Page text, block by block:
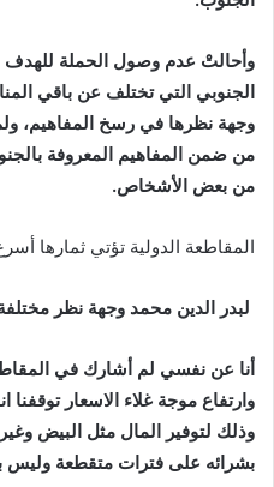
وأحالتْ عدم وصول الحملة للهدف
الجنوبي التي تختلف عن باقي
وجهة نظرها في رسخ المفاهيم،
من ضمن المفاهيم المعروفة
من بعض الأشخاص.
المقاطعة الدولية تؤتي ثمارها
لبدر الدين محمد وجهة نظر
أنا عن نفسي لم أشارك في
وارتفاع موجة غلاء الاسعار توقفنا
وذلك لتوفير المال مثل البيض
بشرائه على فترات متقطعة وليس